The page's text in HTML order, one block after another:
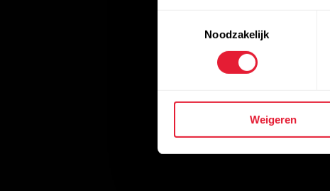
Noodzakelijk
Weigeren